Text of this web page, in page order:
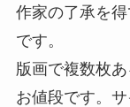
作家の了承を
です。
版画で複数枚
お値段です。